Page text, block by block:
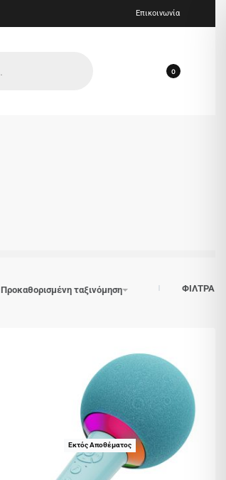
Επικοινωνία
0
Προκαθορισμένη ταξινόμηση ΦΙΛΤΡΑ
Εκτός Αποθέματος